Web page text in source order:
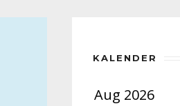
KALENDER